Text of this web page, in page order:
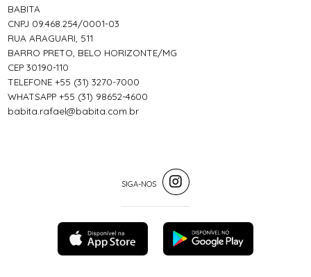
BABITA
CNPJ 09.468.254/0001-03
RUA ARAGUARI, 511
BARRO PRETO, BELO HORIZONTE/MG
CEP 30190-110
TELEFONE +55 (31) 3270-7000
WHATSAPP +55 (31) 98652-4600
babita.rafael@babita.com.br